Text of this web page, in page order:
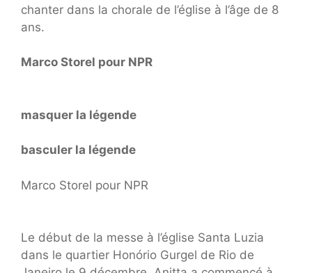
chanter dans la chorale de l’église à l’âge de 8
ans.
Marco Storel pour NPR
masquer la légende
basculer la légende
Marco Storel pour NPR
Le début de la messe à l’église Santa Luzia
dans le quartier Honório Gurgel de Rio de